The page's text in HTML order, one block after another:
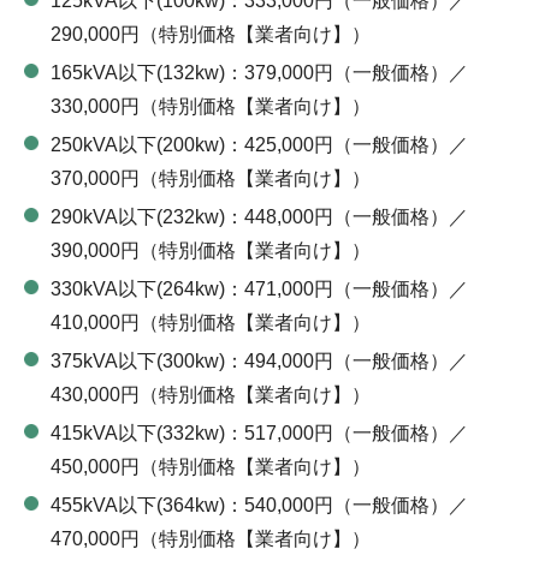
290,000円（特別価格【業者向け】）
165kVA以下(132kw)：379,000円（一般価格）／
330,000円（特別価格【業者向け】）
250kVA以下(200kw)：425,000円（一般価格）／
370,000円（特別価格【業者向け】）
290kVA以下(232kw)：448,000円（一般価格）／
390,000円（特別価格【業者向け】）
330kVA以下(264kw)：471,000円（一般価格）／
410,000円（特別価格【業者向け】）
375kVA以下(300kw)：494,000円（一般価格）／
430,000円（特別価格【業者向け】）
415kVA以下(332kw)：517,000円（一般価格）／
450,000円（特別価格【業者向け】）
455kVA以下(364kw)：540,000円（一般価格）／
470,000円（特別価格【業者向け】）